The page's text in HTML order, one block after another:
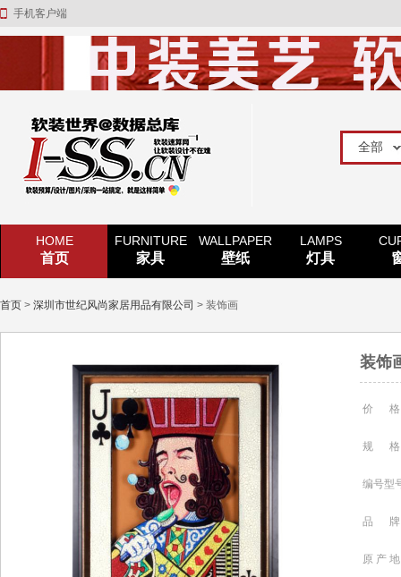
手机客户端
HOME
首页
FURNITURE
家具
WALLPAPER
壁纸
LAMPS
灯具
首页 > 深圳市世纪风尚家居用品有限公司 > 装饰画
装饰
价 格
规 格
编号型
品 牌
原 产